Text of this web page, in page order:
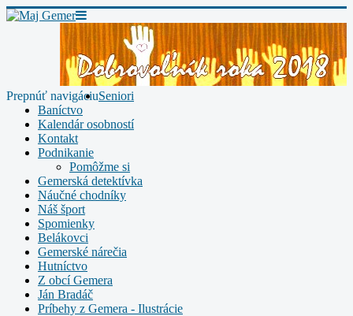
Prepnúť navigáciuSeniori
Baníctvo
Kalendár osobností
Kontakt
Podnikanie
Pomôžme si
Gemerská detektívka
Náučné chodníky
Náš šport
Spomienky
Belákovci
Gemerské nárečia
Hutníctvo
Z obcí Gemera
Ján Bradáč
Príbehy z Gemera - Ilustrácie